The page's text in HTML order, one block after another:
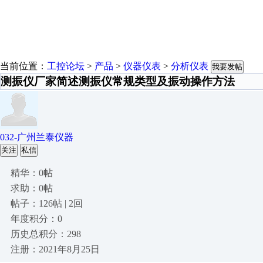
当前位置： 工控论坛 > 产品 > 仪器仪表 > 分析仪表 我要发帖
测振仪厂家简述测振仪常规类型及振动操作方法
032-广州兰泰仪器
关注 私信
精华：0帖
求助：0帖
帖子：126帖 | 2回
年度积分：0
历史总积分：298
注册：2021年8月25日